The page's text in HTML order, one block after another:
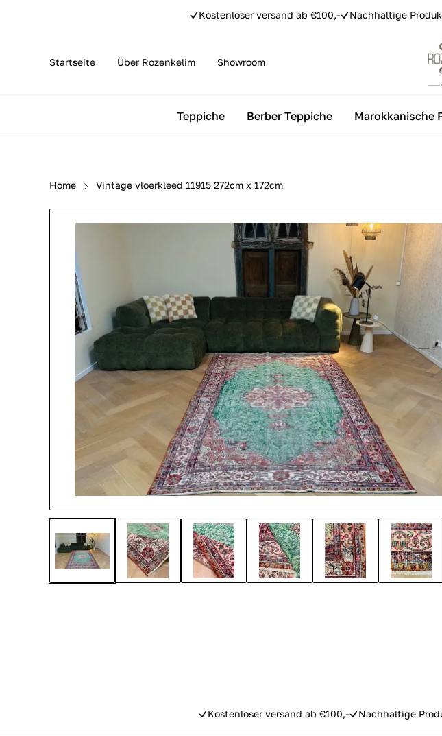
Kostenloser versand ab €100,- Nachhaltige
Startseite Über Rozenkelim Showroom
Teppiche
Outdoor Teppiche
Perser Teppich
Berber Teppiche
Beni Ourain Teppiche
Beni Mguild Teppiche
Marokkanische
Home Vintage vloerkleed 11915 272cm x 172cm
Kostenloser versand ab €100,- Nachhaltige